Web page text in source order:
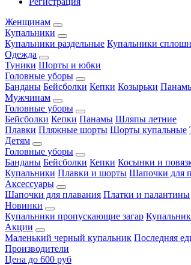
Женщинам
Купальники
Купальники раздельные Купальники
Одежда
Туники Шорты и юбки
Головные уборы
Банданы Бейсболки Кепки Козырьки
Мужчинам
Головные уборы
Бейсболки Кепки Панамы Шляпы летние
Плавки Пляжные шорты Шорты купальные
Детям
Головные уборы
Банданы Бейсболки Кепки Косынки и
Купальники Плавки и шорты Шапочки для
Аксессуары
Шапочки для плавания Платки и палантины
Новинки
Купальники пропускающие загар
Акции
Маленький черный купальник Последняя
Производители
Цена до 600 руб